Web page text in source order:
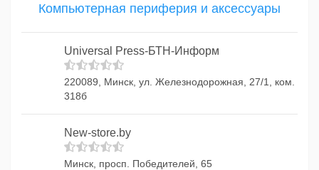
Компьютерная периферия и аксессуары
Universal Press-БТН-Информ
220089, Минск, ул. Железнодорожная, 27/1, ком.
318б
New-store.by
Минск, просп. Победителей, 65